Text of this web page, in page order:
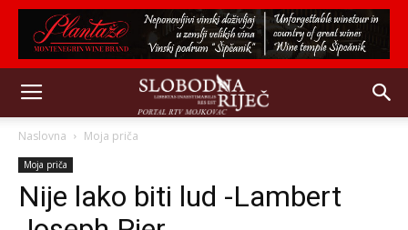
Naslovna Moja priča
Moja priča
Nije lako biti lud -Lambert